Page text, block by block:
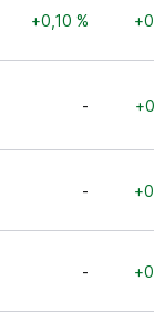
+0,10 %
-
-
-